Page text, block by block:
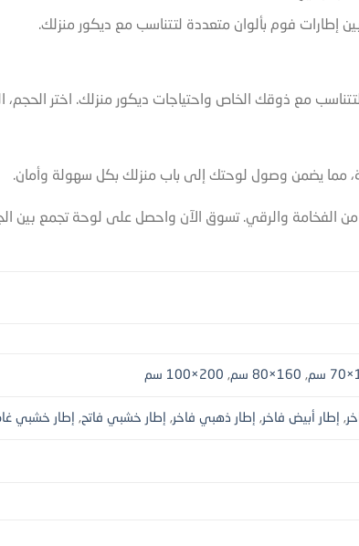
بين إطارات فوم بألوان متعددة لتتناسب مع ديكور منزلك.
مع ذوقك الخاص واحتياجات ديكور منزلك. اختر الحجم،
مما يضمن وصول لوحتك إلى باب منزلك بكل سهولة وأمان.
من الفخامة والرقي. تسوق الآن واحصل على لوحة تجمع بين
, 160×80 سم , 200×100 سم
, إطار أبيض فاخر, إطار ذهبي فاخر, إطار خشبي فاتح, إطار خشبي